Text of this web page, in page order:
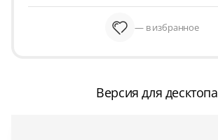
— в избранное
Версия для десктопа